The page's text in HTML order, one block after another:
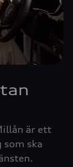
är ett
ska